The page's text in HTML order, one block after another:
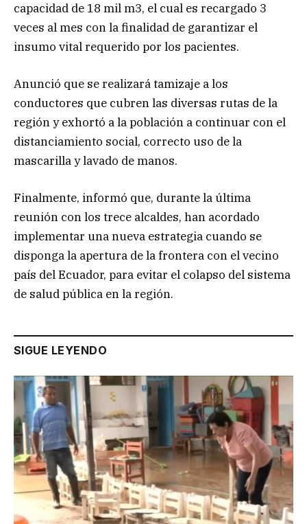
capacidad de 18 mil m3, el cual es recargado 3
veces al mes con la finalidad de garantizar el
insumo vital requerido por los pacientes.
Anunció que se realizará tamizaje a los
conductores que cubren las diversas rutas de la
región y exhortó a la población a continuar con el
distanciamiento social, correcto uso de la
mascarilla y lavado de manos.
Finalmente, informó que, durante la última
reunión con los trece alcaldes, han acordado
implementar una nueva estrategia cuando se
disponga la apertura de la frontera con el vecino
país del Ecuador, para evitar el colapso del sistema
de salud pública en la región.
SIGUE LEYENDO